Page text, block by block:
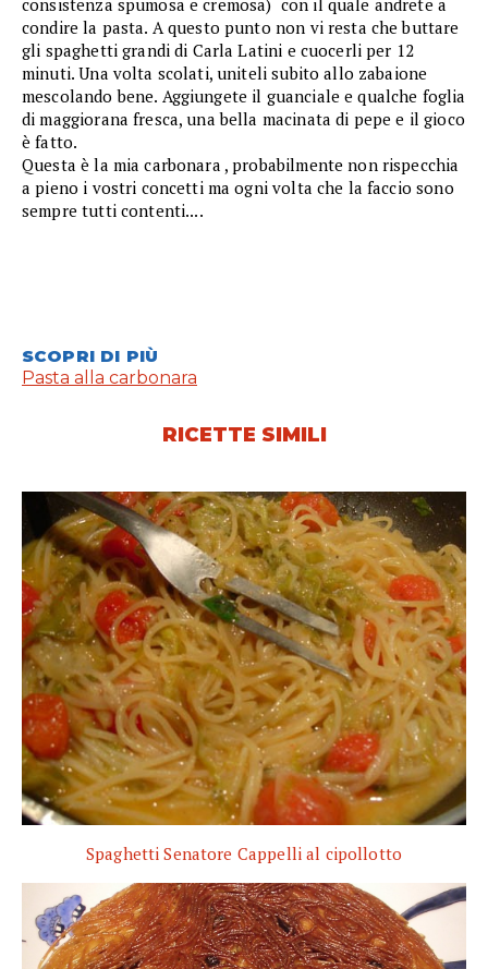
condire la pasta. A questo punto non vi resta che buttare
gli spaghetti grandi di Carla Latini e cuocerli per 12
minuti. Una volta scolati, uniteli subito allo zabaione
mescolando bene. Aggiungete il guanciale e qualche foglia
di maggiorana fresca, una bella macinata di pepe e il gioco
è fatto.
Questa è la mia carbonara , probabilmente non rispecchia
a pieno i vostri concetti ma ogni volta che la faccio sono
sempre tutti contenti....
SCOPRI DI PIÙ
Pasta alla carbonara
RICETTE SIMILI
Spaghetti Senatore Cappelli al cipollotto